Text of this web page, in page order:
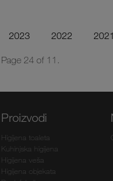
2023 2022 2021
Page 24 of 11.
Proizvodi
Higijena toaleta
Kuhinjska higijena
Higijena veša
Higijena objekata